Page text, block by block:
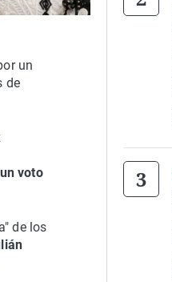
un
de
voto
de los